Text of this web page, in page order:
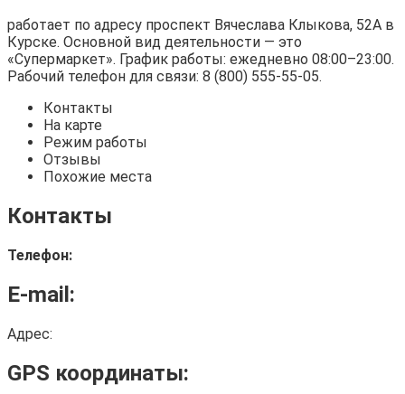
работает по адресу проспект Вячеслава Клыкова, 52А в
Курске. Основной вид деятельности — это
«Супермаркет». График работы: ежедневно 08:00–23:00.
Рабочий телефон для связи: 8 (800) 555-55-05.
Контакты
На карте
Режим работы
Отзывы
Похожие места
Контакты
Телефон:
E-mail:
Адрес:
GPS координаты: